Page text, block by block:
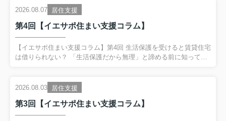
護を受給していることだけで、 賃貸住宅を借りられないわけでは
ありません。 一方で、 保証会社や初期費用、家賃、緊急連絡先な
ど、 入居までに整理が必要なケースがあります。 そして何より大
切なのが、 困ってからではなく、困り始めた段階で相談するこ
と。 今回は、その代表的なサインである、 「家賃滞納」 につい
てお話しします。 家賃を滞納したら、すぐに退去...
2026.08.07 居住支援
第4回【イエサポ住まい支援コラム】
【イエサポ住まい支援コラム】第4回 生活保護を受けると賃貸住宅
は借りられない？ 「生活保護だから無理」と諦める前に知ってほ
理由だけではなく、 「何かあったときに誰が対応するのか」 とい
う大家さん側の不安が、住まい探しを難しくしているケースがあ
ります。 そのため、保証会社や支援機関、居住支援法人などが関
わり、 「大家さんが一人で抱え込まなくていい環境」 をつくるこ
2026.08.03 居住支援
第3回【イエサポ住まい支援コラム】